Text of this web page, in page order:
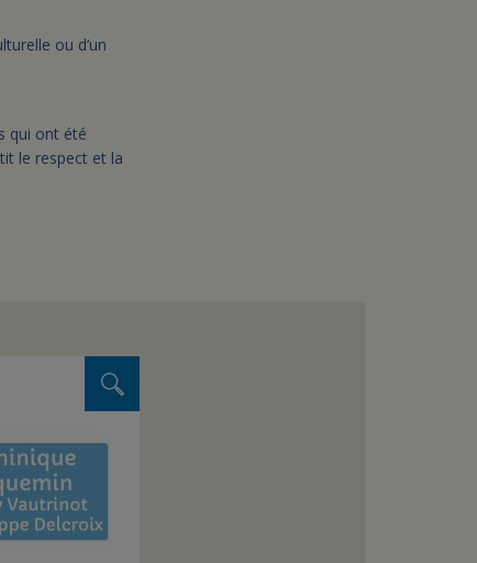
ou d’un
qui ont été
le respect et la